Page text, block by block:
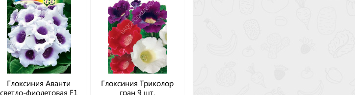
Глоксиния Аванти
светло-фиолетовая F1
Глоксиния Триколор
гран 9 шт.